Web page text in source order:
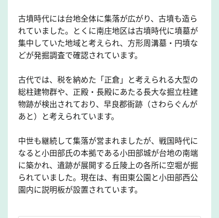
古墳時代には台地全体に集落が広がり、古墳も造ら
れていました。とくに南庄地区は古墳時代に墳墓が
集中していた地域と考えられ、方形周溝墓・円墳な
どが発掘調査で確認されています。
古代では、税を納めた「正倉」と考えられる大型の
総柱建物群や、正殿・長殿にあたる長大な掘立柱建
物跡が検出されており、早良郡衙跡（さわらぐんが
あと）と考えられています。
中世も継続して集落が営まれましたが、戦国時代に
なると小田部氏の本拠である小田部城が台地の南端
に築かれ、遺跡が展開する丘陵上の各所に空堀が掘
られていました。現在は、有田東公園と小田部西公
園内に説明板が設置されています。